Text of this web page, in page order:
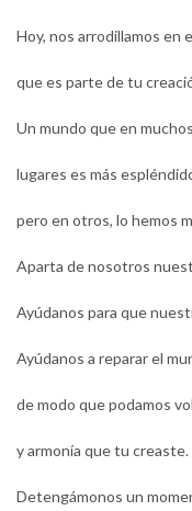
Hoy, nos arrodillamos en
que es parte de tu
Un mundo que en
lugares es más
pero en otros, lo hemos
Aparta de nosotros
Ayúdanos para que
Ayúdanos a reparar el
de modo que podamos
y armonía que tu creaste.
Detengámonos un